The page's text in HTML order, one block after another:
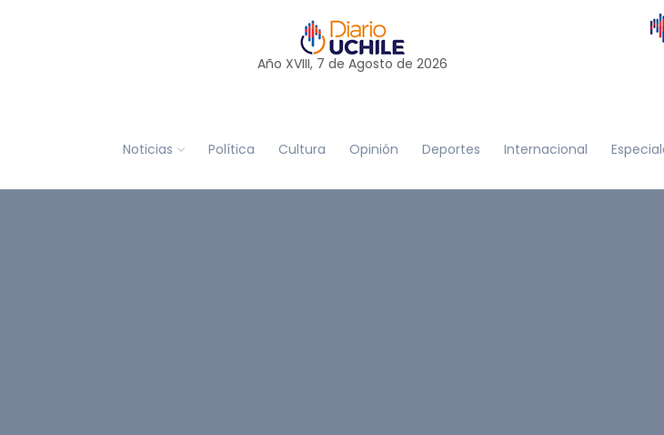
Año XVIII, 7 de Agosto de 2026
Noticias Política Cultura Opinión Deportes Internacional